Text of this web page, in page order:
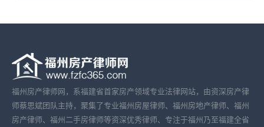
福州房产律师网，系福建省首家房产领域专业法律网站，由资深房产律
师蔡思斌团队主持，聚集了专业福州房屋律师、福州房地产律师、福州
房产律师、福州二手房律师等资深优秀律师、专注于福州乃至福建全省